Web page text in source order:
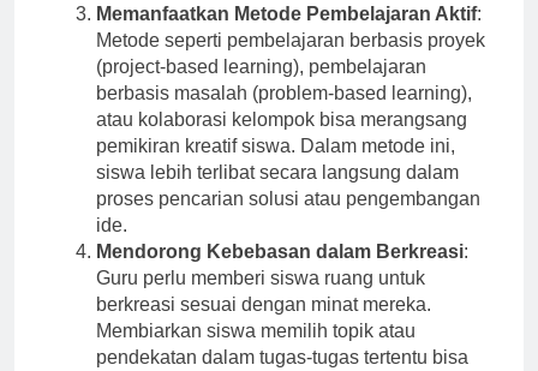
Memanfaatkan Metode Pembelajaran Aktif:
Metode seperti pembelajaran berbasis proyek
(project-based learning), pembelajaran
berbasis masalah (problem-based learning),
atau kolaborasi kelompok bisa merangsang
pemikiran kreatif siswa. Dalam metode ini,
siswa lebih terlibat secara langsung dalam
proses pencarian solusi atau pengembangan
ide.
Mendorong Kebebasan dalam Berkreasi:
Guru perlu memberi siswa ruang untuk
berkreasi sesuai dengan minat mereka.
Membiarkan siswa memilih topik atau
pendekatan dalam tugas-tugas tertentu bisa